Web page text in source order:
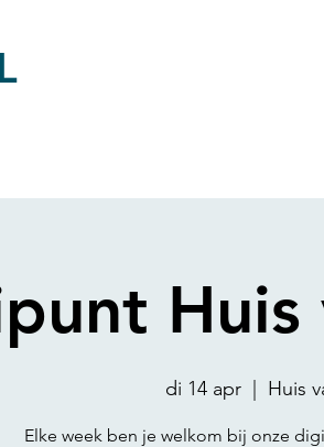
Huis
di 14 apr Huis
Elke week ben je welkom bij onze